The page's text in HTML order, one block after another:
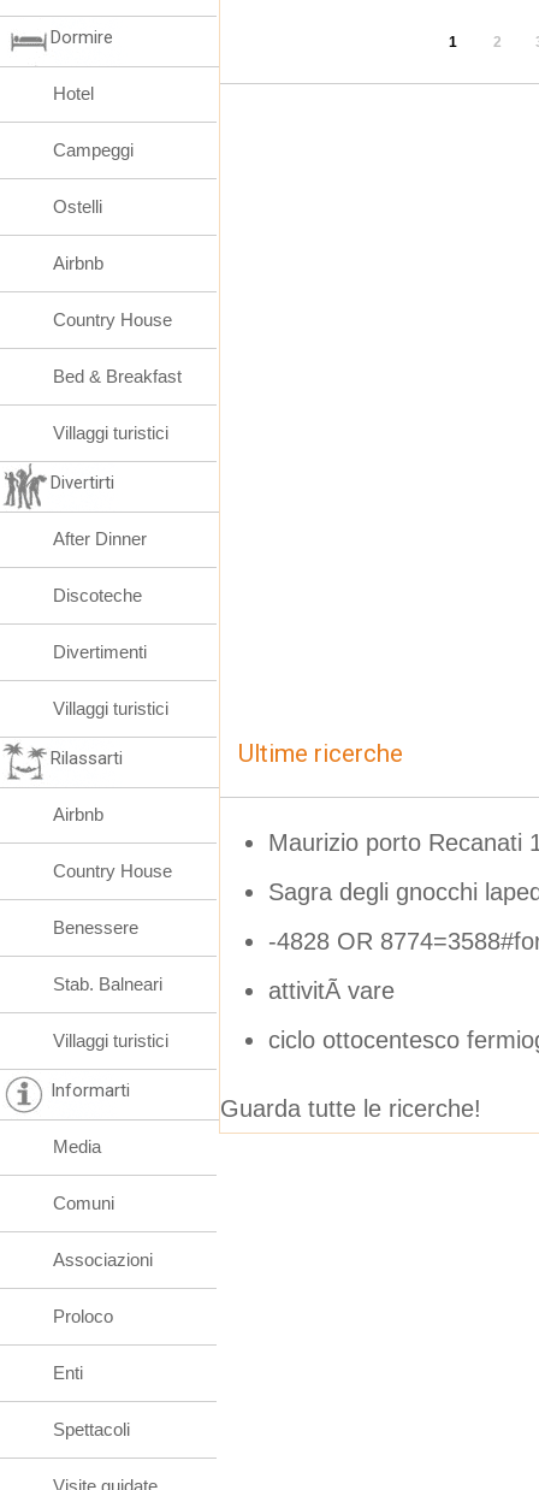
1 2
Ultime ricerche
Maurizio porto Recanati
Sagra degli gnocchi
-4828 OR
attivitÃ vare
ciclo ottocentesco
Guarda tutte le ricerche!
Dormire
Hotel
Campeggi
Ostelli
Airbnb
Country House
Bed & Breakfast
Villaggi turistici
Divertirti
After Dinner
Discoteche
Divertimenti
Villaggi turistici
Rilassarti
Airbnb
Country House
Benessere
Stab. Balneari
Villaggi turistici
Informarti
Media
Comuni
Associazioni
Proloco
Enti
Spettacoli
Visite guidate